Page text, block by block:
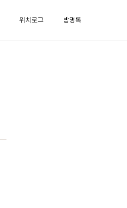
위치로그 방명록